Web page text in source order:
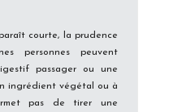
courte, la prudence
personnes peuvent
passager ou une
ingrédient végétal ou à
pas de tirer une